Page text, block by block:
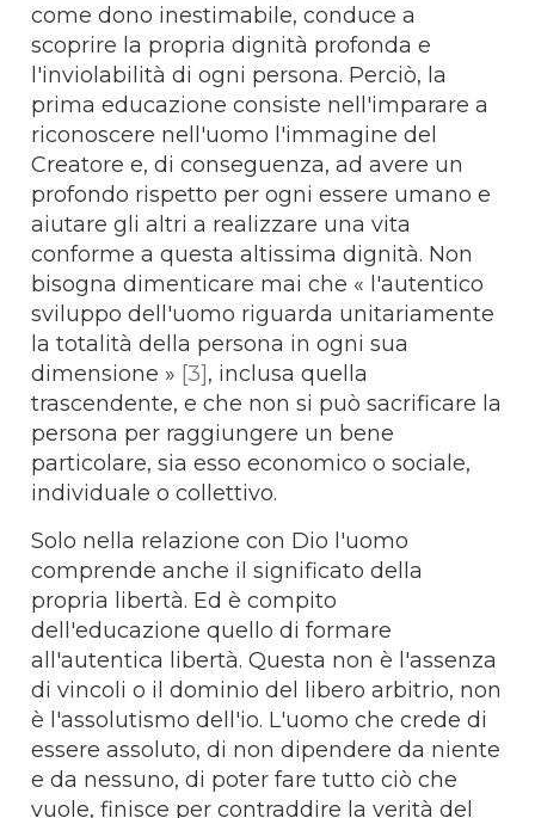
come dono inestimabile, conduce a
scoprire la propria dignità profonda e
l'inviolabilità di ogni persona. Perciò, la
prima educazione consiste nell'imparare a
riconoscere nell'uomo l'immagine del
Creatore e, di conseguenza, ad avere un
profondo rispetto per ogni essere umano e
aiutare gli altri a realizzare una vita
conforme a questa altissima dignità. Non
bisogna dimenticare mai che « l'autentico
sviluppo dell'uomo riguarda unitariamente
la totalità della persona in ogni sua
dimensione » [3], inclusa quella
trascendente, e che non si può sacrificare la
persona per raggiungere un bene
particolare, sia esso economico o sociale,
individuale o collettivo.
Solo nella relazione con Dio l'uomo
comprende anche il significato della
propria libertà. Ed è compito
dell'educazione quello di formare
all'autentica libertà. Questa non è l'assenza
di vincoli o il dominio del libero arbitrio, non
è l'assolutismo dell'io. L'uomo che crede di
essere assoluto, di non dipendere da niente
e da nessuno, di poter fare tutto ciò che
vuole, finisce per contraddire la verità del